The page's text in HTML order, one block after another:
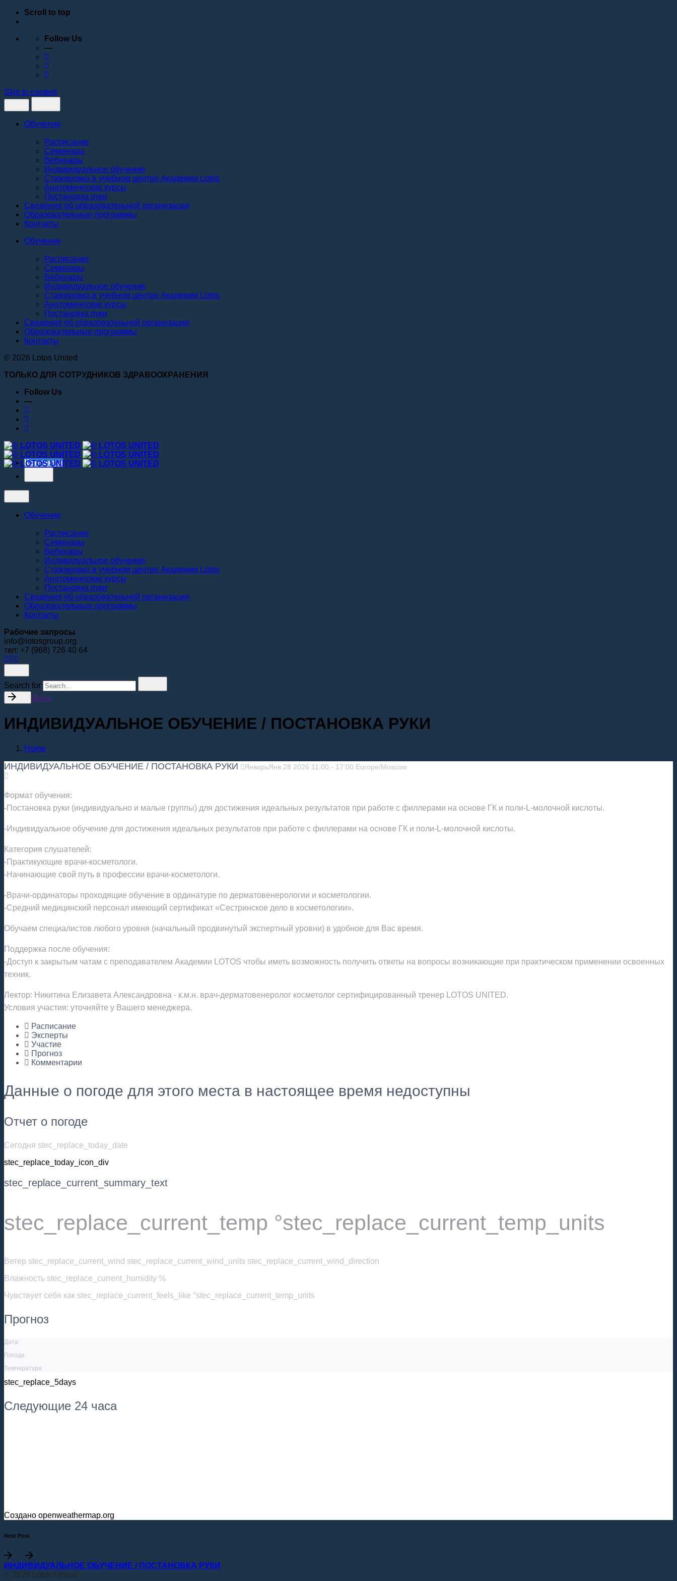
Scroll to top
Follow Us
—
Skip to content
Обучение
Расписание
Семинары
Вебинары
Индивидуальное обучение
Стажировка в учебном центре Академии Lotos
Анатомические курсы
Постановка руки
Сведения об образовательной организации
Образовательные программы
Контакты
Обучение
Расписание
Семинары
Вебинары
Индивидуальное обучение
Стажировка в учебном центре Академии Lotos
Анатомические курсы
Постановка руки
Сведения об образовательной организации
Образовательные программы
Контакты
© 2026 Lotos United
ТОЛЬКО ДЛЯ СОТРУДНИКОВ ЗДРАВООХРАНЕНИЯ
Follow Us
—
Контакты
Обучение
Расписание
Семинары
Вебинары
Индивидуальное обучение
Стажировка в учебном центре Академии Lotos
Анатомические курсы
Постановка руки
Сведения об образовательной организации
Образовательные программы
Контакты
Рабочие запросы
info@lotosgroup.org
тел: +7 (968) 726 40 64
Search for
Back
ИНДИВИДУАЛЬНОЕ ОБУЧЕНИЕ / ПОСТАНОВКА РУКИ
Home
ИНДИВИДУАЛЬНОЕ ОБУЧЕНИЕ / ПОСТАНОВКА РУКИ ЯнварьЯнв 28 2026 11:00 - 17:00 Europe/Moscow
Формат обучения:
-Постановка руки (индивидуально и малые группы) для достижения идеальных результатов при работе с филлерами на основе ГК и поли-L-молочной кислоты.
-Индивидуальное обучение для достижения идеальных результатов при работе с филлерами на основе ГК и поли-L-молочной кислоты.
Категория слушателей:
-Практикующие врачи-косметологи.
-Начинающие свой путь в профессии врачи-косметологи.
-Врачи-ординаторы проходящие обучение в ординатуре по дерматовенерологии и косметологии.
-Средний медицинский персонал имеющий сертификат «Сестринское дело в косметологии».
Обучаем специалистов любого уровня (начальный продвинутый экспертный уровни) в удобное для Вас время.
Поддержка после обучения:
-Доступ к закрытым чатам с преподавателем Академии LOTOS чтобы иметь возможность получить ответы на вопросы возникающие при практическом применении освоенных
техник.
Лектор: Никитина Елизавета Александровна - к.м.н. врач-дерматовенеролог косметолог сертифицированный тренер LOTOS UNITED.
Условия участия: уточняйте у Вашего менеджера.
Расписание
Эксперты
Участие
Прогноз
Комментарии
Данные о погоде для этого места в настоящее время недоступны
Отчет о погоде
Сегодня stec_replace_today_date
stec_replace_today_icon_div
stec_replace_current_summary_text
stec_replace_current_temp °stec_replace_current_temp_units
Ветер stec_replace_current_wind stec_replace_current_wind_units stec_replace_current_wind_direction
Влажность stec_replace_current_humidity %
Чувствует себя как stec_replace_current_feels_like °stec_replace_current_temp_units
Прогноз
Дата
Погода
Температура
stec_replace_5days
Следующие 24 часа
Создано openweathermap.org
Next Post
ИНДИВИДУАЛЬНОЕ ОБУЧЕНИЕ / ПОСТАНОВКА РУКИ
© 2026 Lotos United